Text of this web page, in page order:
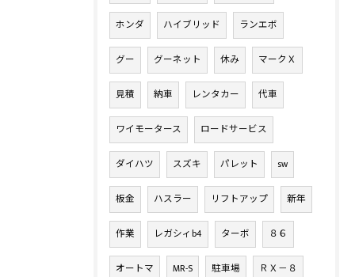
ホンダ ハイブリッド ランエボ
グー グーネット 休み マークＸ
見積 納車 レンタカー 代車
ワイモータース ロードサービス
ダイハツ スズキ パレット sw
板金 ハスラー リフトアップ 新年
作業 レガシィb4 ターボ ８６
オートマ MR-S 駐車場 ＲＸ－８